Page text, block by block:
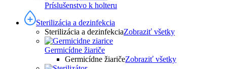
Príslušenstvo k holteru
Sterilizácia a dezinfekcia
Sterilizácia a dezinfekciaZobraziť všetky
Germicídne žiariče
Germicídne žiaričeZobraziť všetky